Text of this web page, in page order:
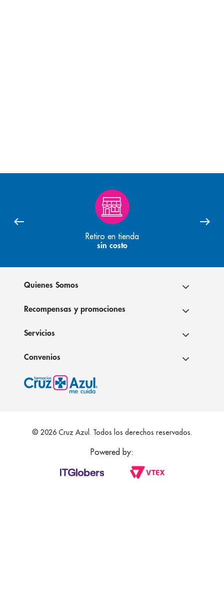
Retiro en tienda
sin costo
Quienes Somos
Recompensas y promociones
Servicios
Convenios
© 2026 Cruz Azul. Todos los derechos reservados.
Powered by: